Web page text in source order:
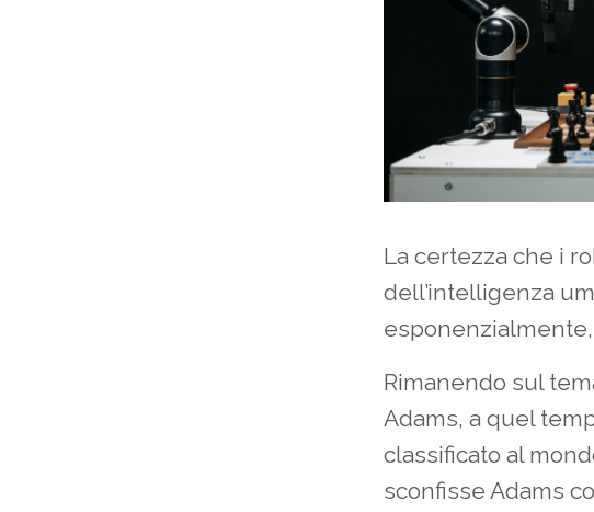
La certezza che i
dell’intelligenza
Rimanendo sul
Adams, a quel
classificato al
sconfisse Adams